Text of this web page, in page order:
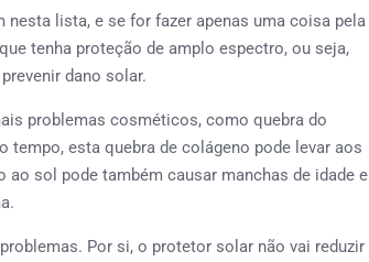
lista, e se for fazer apenas uma coisa pela
tenha proteção de amplo espectro, ou seja,
dano solar.
problemas cosméticos, como quebra do
esta quebra de colágeno pode levar aos
sol pode também causar manchas de idade e
Por si, o protetor solar não vai reduzir